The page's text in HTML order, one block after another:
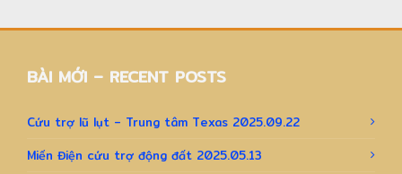
BÀI MỚI – RECENT POSTS
Cứu trợ lũ lụt – Trung tâm Texas 2025.09.22
Miến Điện cứu trợ động đất 2025.05.13